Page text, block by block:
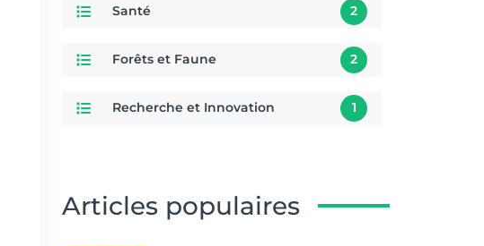
Santé 2
Forêts et Faune 2
Recherche et Innovation 1
Articles populaires